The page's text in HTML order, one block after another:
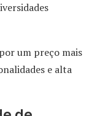
um preço mais
e alta